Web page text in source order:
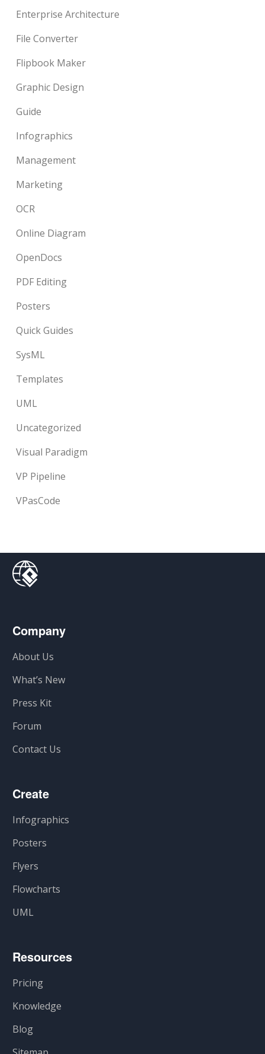
Enterprise Architecture
File Converter
Flipbook Maker
Graphic Design
Guide
Infographics
Management
Marketing
OCR
Online Diagram
OpenDocs
PDF Editing
Posters
Quick Guides
SysML
Templates
UML
Uncategorized
Visual Paradigm
VP Pipeline
VPasCode
Company
About Us
What’s New
Press Kit
Forum
Contact Us
Create
Infographics
Posters
Flyers
Flowcharts
UML
Resources
Pricing
Knowledge
Blog